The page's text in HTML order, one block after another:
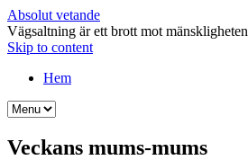
Absolut vetande
Vägsaltning är ett brott mot mänskligheten
Skip to content
Hem
Veckans mums-mums